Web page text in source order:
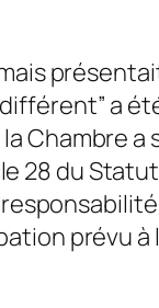
a
Chambre a
28 du
prévu à